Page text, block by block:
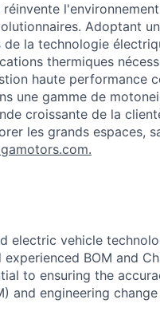
Adoptant
la technologie
thermiques
haute performance
une gamme de
croissante de la
les grands espaces,
electric vehicle
BOM and
to ensuring the
and engineering